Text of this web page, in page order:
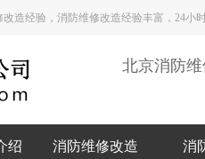
造经验，消防维修改造经验丰富，24小
北京消防
绍 消防维修改造 消